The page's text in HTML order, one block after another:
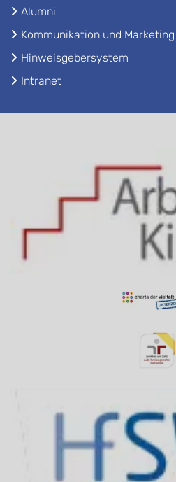
Alumni
Kommunikation und Marketing
Hinweisgebersystem
Intranet